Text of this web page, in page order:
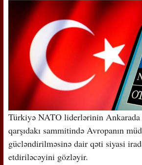
Türkiyə NATO liderlərinin
qarşıdakı sammitində Avropanın
gücləndirilməsinə dair qəti siyasi
etdiriləcəyini gözləyir.